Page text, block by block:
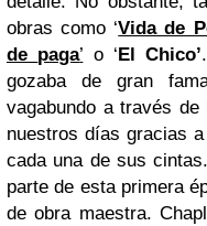
obras como ‘Vida de
de paga’ o ‘El Chico’
gozaba de gran
vagabundo a través
nuestros días gracias
cada una de sus cintas.
parte de esta primera
de obra maestra.